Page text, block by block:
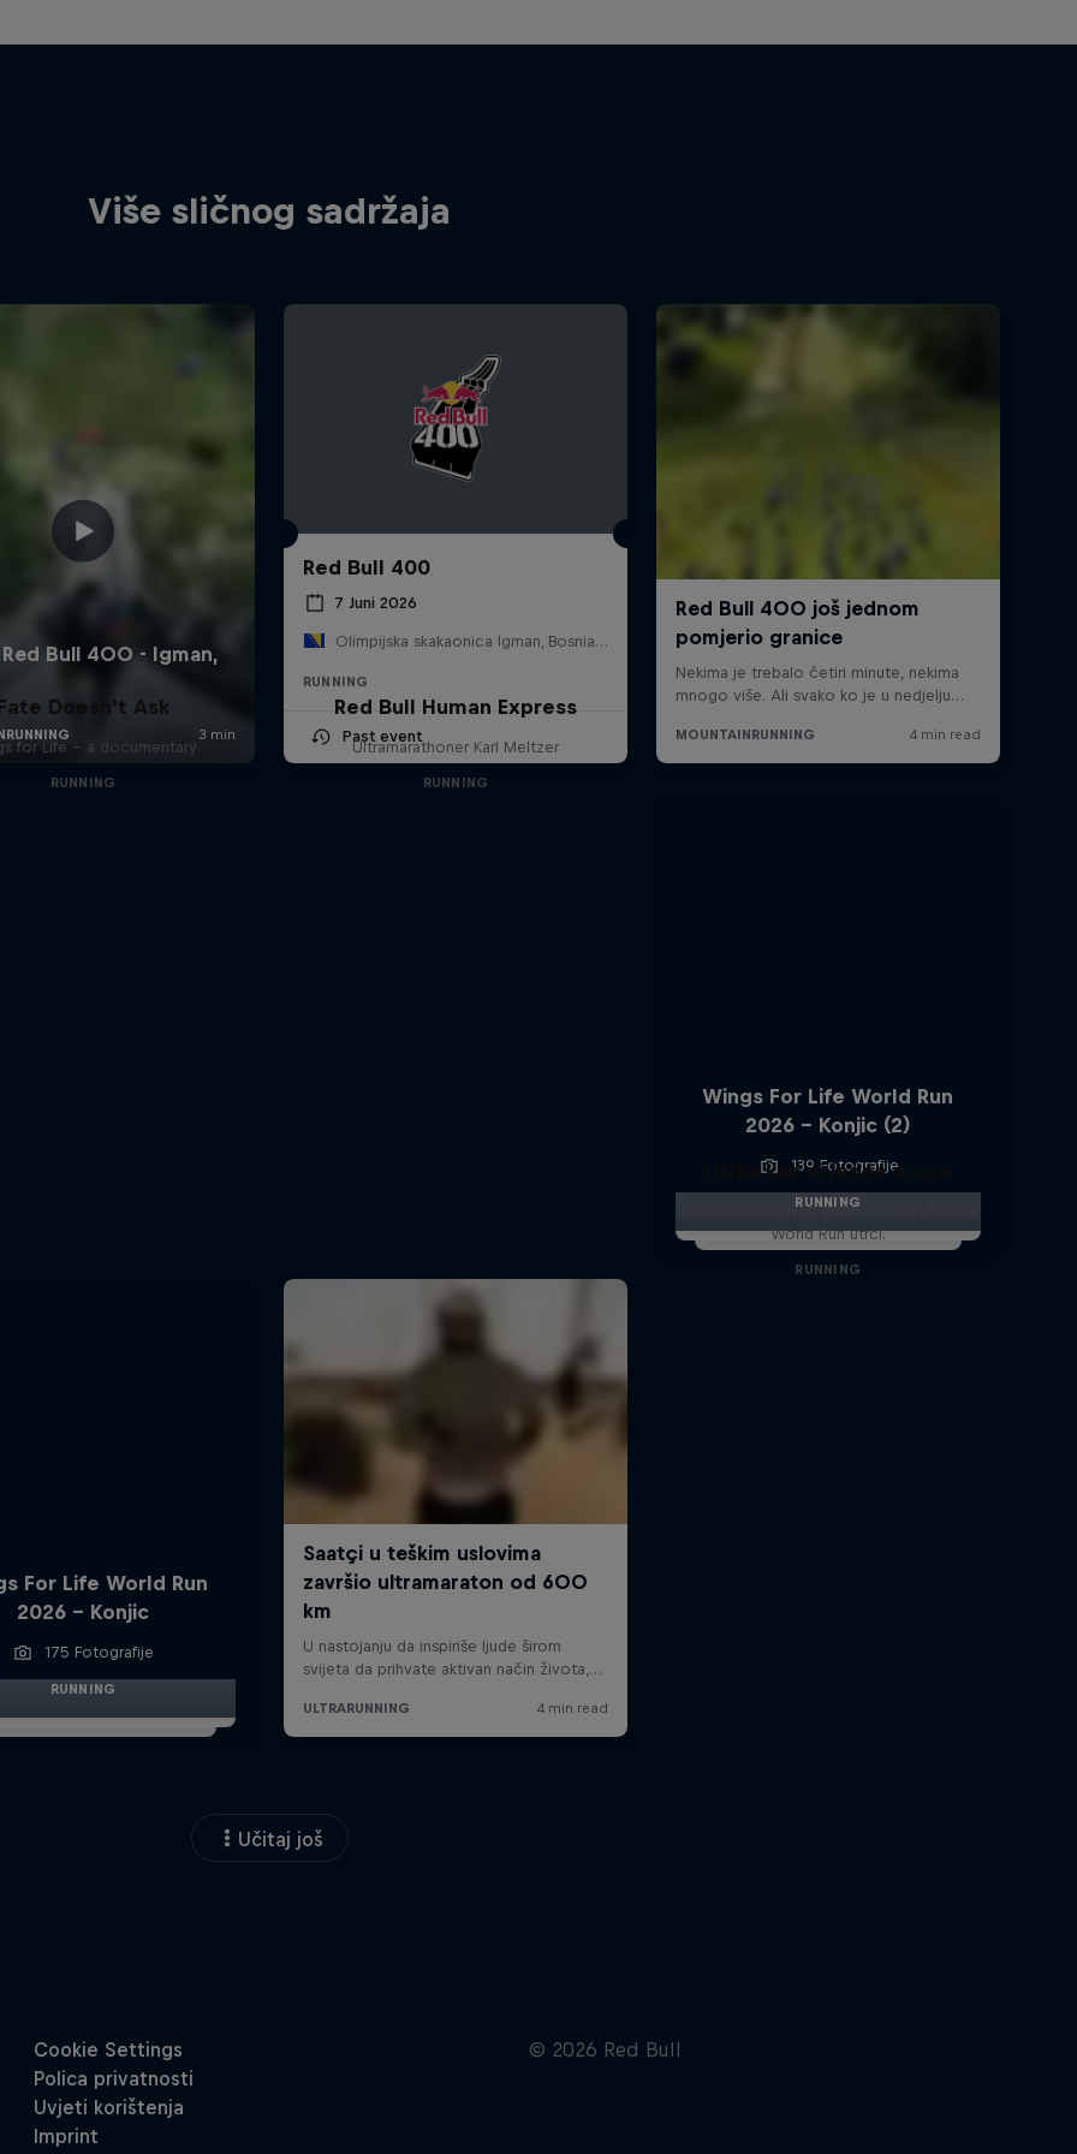
Više sličnog sadržaja
Red Bull 400
7 Juni 2026
Olimpijska skakaonica Igman, Bosnia and Herzegovina
RUNNING
Past event
Doesn't Ask
for Life – a documentary
RUNNING
Red Bull Human Express
Ultramarathoner Karl Meltzer
RUNNING
Wings For Life World Run
2026 - Konjic (2)
139 Fotografije
RUNNING
For Life World Run
2026 - Konjic
175 Fotografije
RUNNING
Utrka kao ni jedna druga
Otkrijte inspirativne priče o Wings for Life
World Run utrci.
RUNNING
Učitaj još